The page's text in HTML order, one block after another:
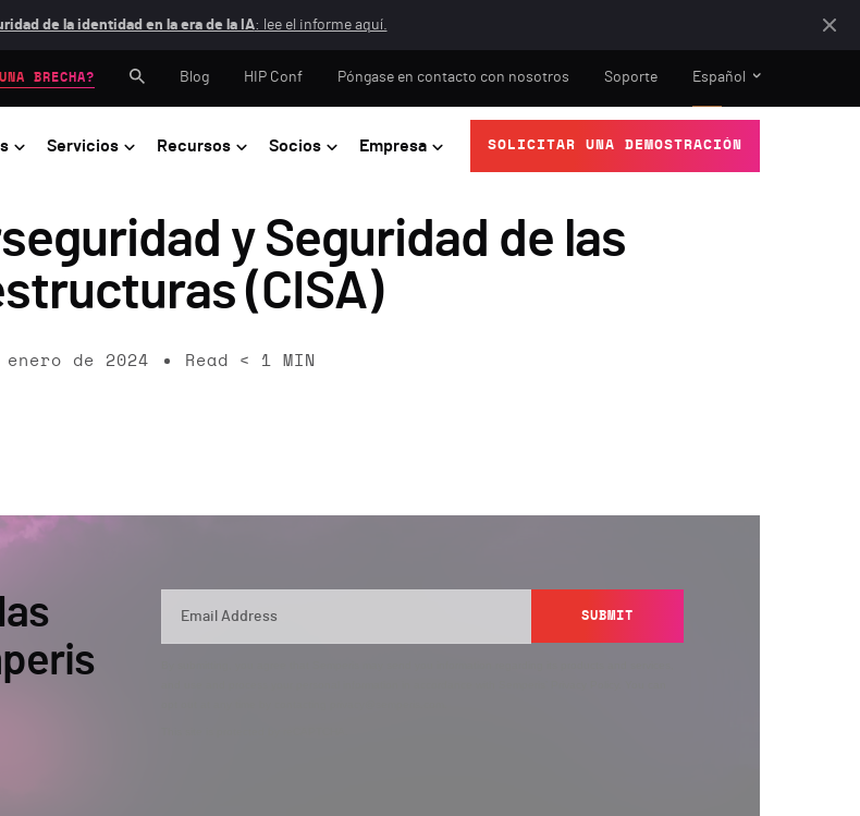
de la identidad en la era de la IA: lee el informe aquí.
Servicios Recursos Socios Empresa SOLICITAR UNA DEMOSTRACIÓN
BRECHA? Blog HIP Conf Póngase en contacto con nosotros Soporte Español
y Seguridad de las
(CISA)
enero de 2024 Read < 1 MIN
SUBMIT